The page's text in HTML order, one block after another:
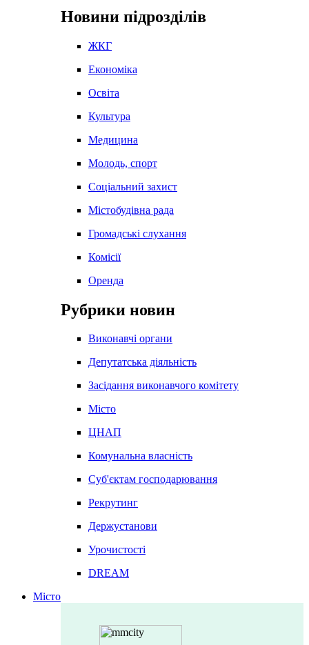
Новини підрозділів
ЖКГ
Економіка
Освіта
Культура
Медицина
Молодь, спорт
Соціальний захист
Містобудівна рада
Громадські слухання
Комісії
Оренда
Рубрики новин
Виконавчі органи
Депутатська діяльність
Засідання виконавчого комітету
Місто
ЦНАП
Комунальна власність
Суб'єктам господарювання
Рекрутинг
Держустанови
Урочистості
DREAM
Місто